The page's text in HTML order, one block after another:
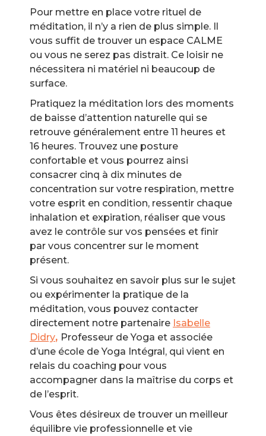
Pour mettre en place votre rituel de
méditation, il n’y a rien de plus simple. Il
vous suffit de trouver un espace CALME
ou vous ne serez pas distrait. Ce loisir ne
nécessitera ni matériel ni beaucoup de
surface.
Pratiquez la méditation lors des moments
de baisse d’attention naturelle qui se
retrouve généralement entre 11 heures et
16 heures. Trouvez une posture
confortable et vous pourrez ainsi
consacrer cinq à dix minutes de
concentration sur votre respiration, mettre
votre esprit en condition, ressentir chaque
inhalation et expiration, réaliser que vous
avez le contrôle sur vos pensées et finir
par vous concentrer sur le moment
présent.
Si vous souhaitez en savoir plus sur le sujet
ou expérimenter la pratique de la
méditation, vous pouvez contacter
directement notre partenaire Isabelle
Didry, Professeur de Yoga et associée
d’une école de Yoga Intégral, qui vient en
relais du coaching pour vous
accompagner dans la maîtrise du corps et
de l’esprit.
Vous êtes désireux de trouver un meilleur
équilibre vie professionnelle et vie